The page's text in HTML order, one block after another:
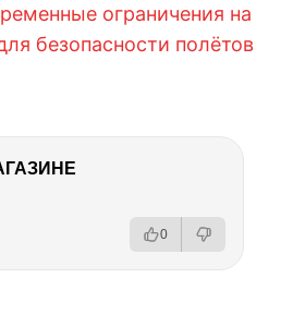
ограничения на
безопасности полётов
0